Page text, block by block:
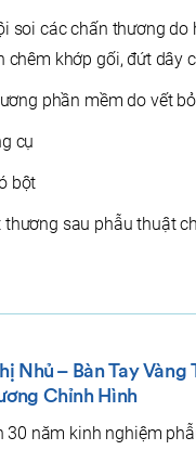
soi các chấn thương do
chêm khớp gối, đứt dây
phần mềm do vết
cụ
bột
thương sau phẫu thuật
Nhủ – Bàn Tay Vàng
Chỉnh Hình
30 năm kinh nghiệm